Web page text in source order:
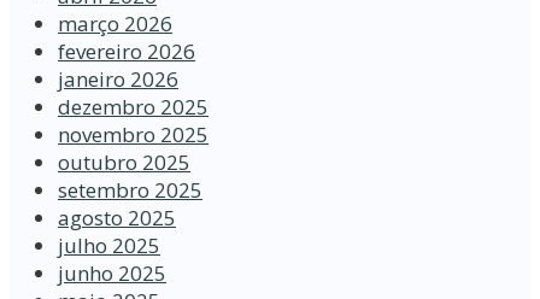
março 2026
fevereiro 2026
janeiro 2026
dezembro 2025
novembro 2025
outubro 2025
setembro 2025
agosto 2025
julho 2025
junho 2025